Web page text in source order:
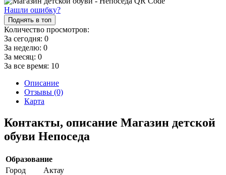
Нашли ошибку?
Поднять в топ
Количество просмотров:
За сегодня: 0
За неделю: 0
За месяц: 0
За все время: 10
Описание
Отзывы (0)
Карта
Контакты, описание Магазин детской
обуви Непоседа
Образование
Город
Актау